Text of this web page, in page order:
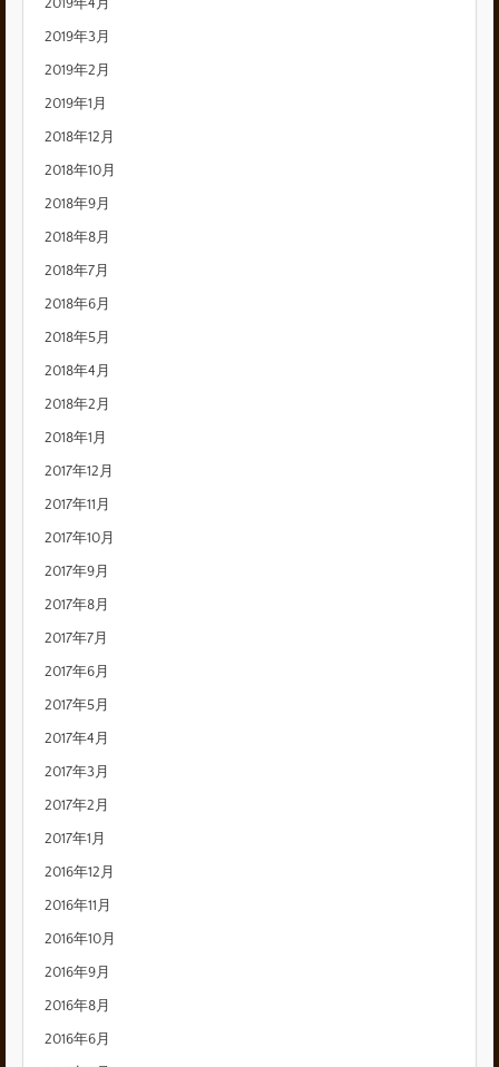
2019年3月
2019年2月
2019年1月
2018年12月
2018年10月
2018年9月
2018年8月
2018年7月
2018年6月
2018年5月
2018年4月
2018年2月
2018年1月
2017年12月
2017年11月
2017年10月
2017年9月
2017年8月
2017年7月
2017年6月
2017年5月
2017年4月
2017年3月
2017年2月
2017年1月
2016年12月
2016年11月
2016年10月
2016年9月
2016年8月
2016年6月